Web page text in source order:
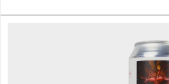
verfrissend, perfect voor een